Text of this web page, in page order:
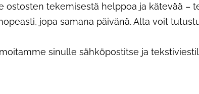
ostosten tekemisestä helppoa ja kätevää
jopa samana päivänä. Alta voit
sinulle sähköpostitse ja